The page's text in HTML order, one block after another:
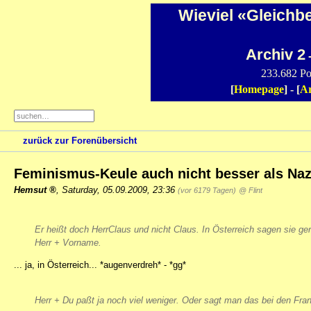
Wieviel
Archiv 2
233.682
[Homepage] - [
zurück zur Forenübersicht
Feminismus-Keule auch nicht besser als
Hemsut Saturday, 05.09.2009, 23:36 (vor 6179 Tagen) @ Flint
Er heißt doch HerrClaus und nicht Claus. In Österreich sagen sie
Herr + Vorname.
... ja, in Österreich... *augenverdreh* - *gg*
Herr + Du paßt ja noch viel weniger. Oder sagt man das bei den